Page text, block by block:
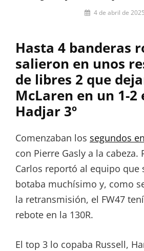
Por
Paquet
4 de abril de 2025
Hasta 4 banderas
salieron en unos
de libres 2 que
McLaren en un 1-2
Hadjar 3º
Comenzaban los segundos
con Pierre Gasly a la cabeza.
Carlos reportó al equipo que
botaba muchísimo y, como
la retransmisión, el FW47
rebote en la 130R.
El top 3 lo copaba Russell,